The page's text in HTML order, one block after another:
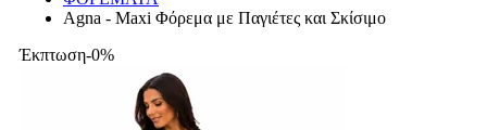
Agna - Maxi Φόρεμα με Παγιέτες και Σκίσιμο
Έκπτωση-0%